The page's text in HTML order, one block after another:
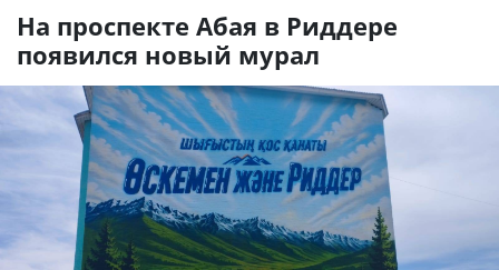
На проспекте Абая в Риддере
появился новый мурал